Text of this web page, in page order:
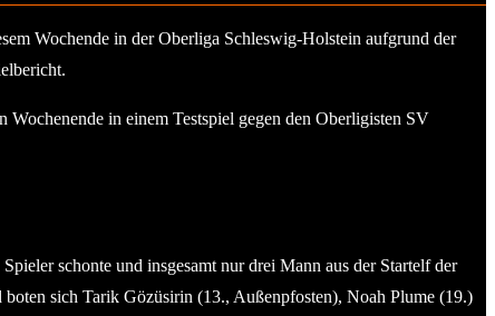
Wochende in der Oberliga Schleswig-Holstein aufgrund der
in einem Testspiel gegen den Oberligisten SV
schonte und insgesamt nur drei Mann aus der Startelf der
sich Tarik Gözüsirin (13., Außenpfosten), Noah Plume (19.)